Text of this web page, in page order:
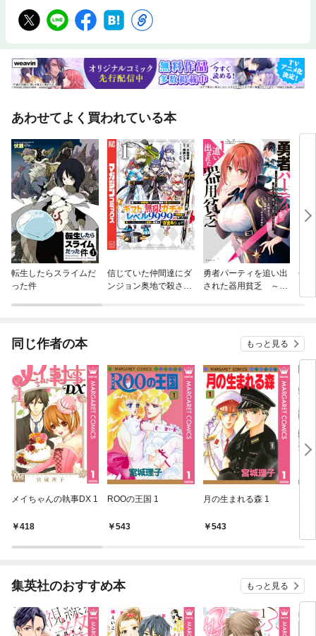
あわせてよく買われている本
転生したらスライムだ
った件
信じていた仲間達にダ
ンジョン奥地で殺され
勇者パーティを追い出
された器用貧乏 ～パ
会
同じ作者の本 もっと見る
メイちゃんの執事DX 1
418
ROOの王国 1
543
月の生まれる森 1
543
集英社のおすすめ本 もっと見る